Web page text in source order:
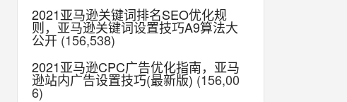
2021亚马逊关键词排名SEO优化规
则，亚马逊关键词设置技巧A9算法大
公开 (156,538)
2021亚马逊CPC广告优化指南，亚马
逊站内广告设置技巧(最新版) (156,00
6)